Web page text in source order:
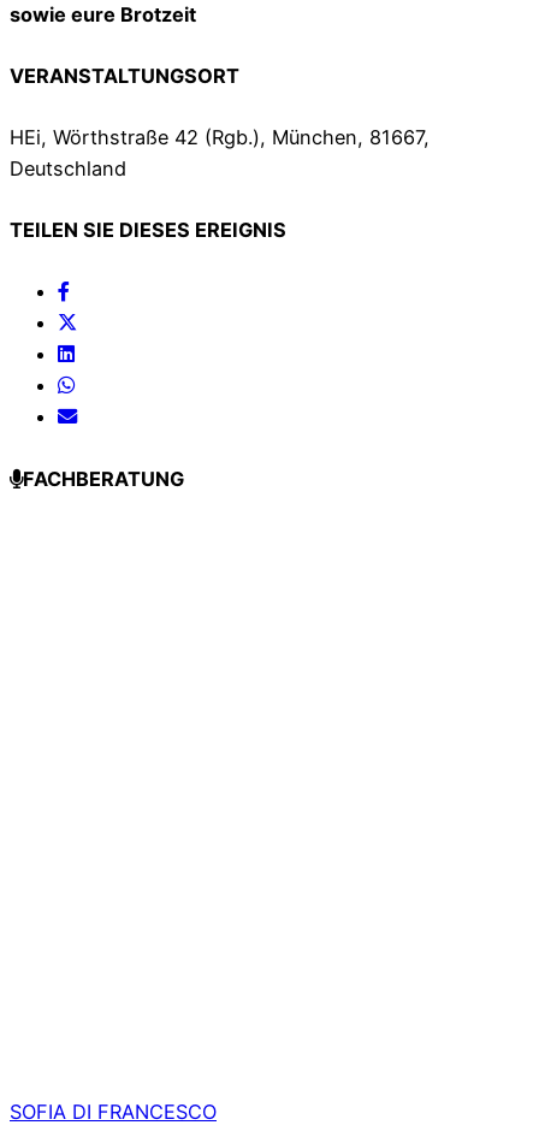
sowie eure Brotzeit
VERANSTALTUNGSORT
HEi, Wörthstraße 42 (Rgb.), München, 81667,
Deutschland
TEILEN SIE DIESES EREIGNIS
FACHBERATUNG
SOFIA DI FRANCESCO